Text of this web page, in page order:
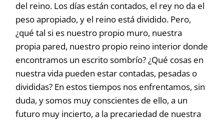
del reino. Los días están contados, el rey no da el
peso apropiado, y el reino está dividido. Pero,
¿qué tal si es nuestro propio muro, nuestra
propia pared, nuestro propio reino interior donde
encontramos un escrito sombrío? ¿Qué cosas en
nuestra vida pueden estar contadas, pesadas o
divididas? En estos tiempos nos enfrentamos, sin
duda, y somos muy conscientes de ello, a un
futuro muy incierto, a la precariedad de nuestra